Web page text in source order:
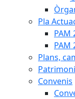
Pla
PAM
PAM
Plans,
Convenis